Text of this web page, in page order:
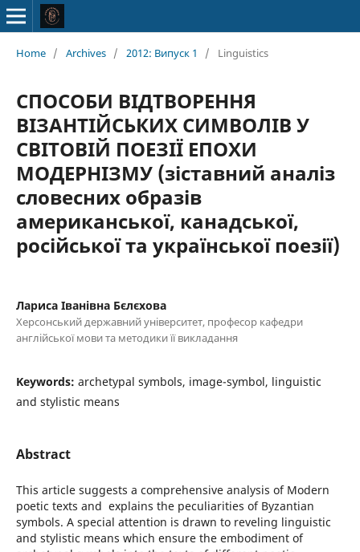
Home / Archives / 2012: Випуск 1 / Linguistics
СПОСОБИ ВІДТВОРЕННЯ
ВІЗАНТІЙСЬКИХ СИМВОЛІВ У
СВІТОВІЙ ПОЕЗІЇ ЕПОХИ
МОДЕРНІЗМУ (зіставний аналіз
словесних образів
американської, канадської,
російської та української поезії)
Лариса Іванівна Бєлєхова
Херсонський державний університет, професор кафедри
англійської мови та методики її викладання
Keywords: archetypal symbols, image-symbol, linguistic
and stylistic means
Abstract
This article suggests a comprehensive analysis of Modern
poetic texts and explains the peculiarities of Byzantian
symbols. A special attention is drawn to reveling linguistic
and stylistic means which ensure the embodiment of